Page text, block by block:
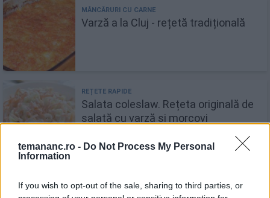
temananc.ro - Do Not Process My Personal
Information
If you wish to opt-out of the sale, sharing to third parties, or
Varză a la Cluj - rețetă tradițională
Salata coleslaw. Rețeta originală de
salată cu varză și morcovi
Recomandări